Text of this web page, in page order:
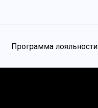
Программа лояльности